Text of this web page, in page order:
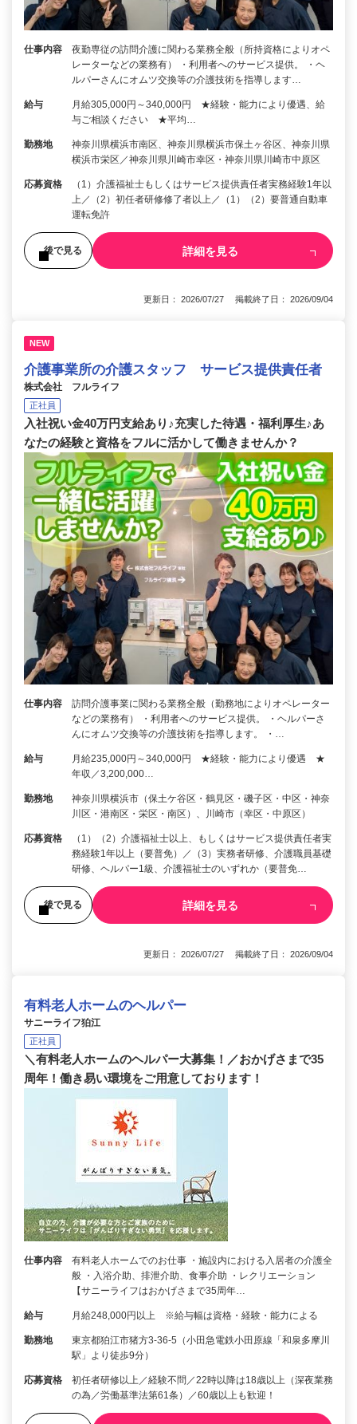
仕事内容
夜勤専従の訪問介護に関わる業務全般（所持資格によりオペ
レーターなどの業務有） ・利用者へのサービス提供。 ・ヘ
ルパーさんにオムツ交換等の介護技術を指導します…
給与
月給305,000円～340,000円 ★経験・能力により優遇、給
与ご相談ください ★平均…
勤務地
神奈川県横浜市南区、神奈川県横浜市保土ヶ谷区、神奈川県
横浜市栄区／神奈川県川崎市幸区・神奈川県川崎市中原区
応募資格
（1）介護福祉士もしくはサービス提供責任者実務経験1年以
上／（2）初任者研修修了者以上／（1）（2）要普通自動車
運転免許
後で見る 詳細を見る
更新日： 2026/07/27 掲載終了日： 2026/09/04
NEW
介護事業所の介護スタッフ サービス提供責任者
株式会社 フルライフ
正社員
入社祝い金40万円支給あり♪充実した待遇・福利厚生♪あ
なたの経験と資格をフルに活かして働きませんか？
仕事内容
訪問介護事業に関わる業務全般（勤務地によりオペレーター
などの業務有） ・利用者へのサービス提供。 ・ヘルパーさ
んにオムツ交換等の介護技術を指導します。 ・…
給与
月給235,000円～340,000円 ★経験・能力により優遇 ★
年収／3,200,000…
勤務地
神奈川県横浜市（保土ケ谷区・鶴見区・磯子区・中区・神奈
川区・港南区・栄区・南区）、川崎市（幸区・中原区）
応募資格
（1）（2）介護福祉士以上、もしくはサービス提供責任者実
務経験1年以上（要普免）／（3）実務者研修、介護職員基礎
研修、ヘルパー1級、介護福祉士のいずれか（要普免…
後で見る 詳細を見る
更新日： 2026/07/27 掲載終了日： 2026/09/04
有料老人ホームのヘルパー
サニーライフ狛江
正社員
＼有料老人ホームのヘルパー大募集！／おかげさまで35
周年！働き易い環境をご用意しております！
仕事内容
有料老人ホームでのお仕事 ・施設内における入居者の介護全
般 ・入浴介助、排泄介助、食事介助 ・レクリエーション
【サニーライフはおかげさまで35周年…
給与 月給248,000円以上 ※給与幅は資格・経験・能力による
勤務地
東京都狛江市猪方3-36-5（小田急電鉄小田原線「和泉多摩川
駅」より徒歩9分）
応募資格
初任者研修以上／経験不問／22時以降は18歳以上（深夜業務
の為／労働基準法第61条）／60歳以上も歓迎！